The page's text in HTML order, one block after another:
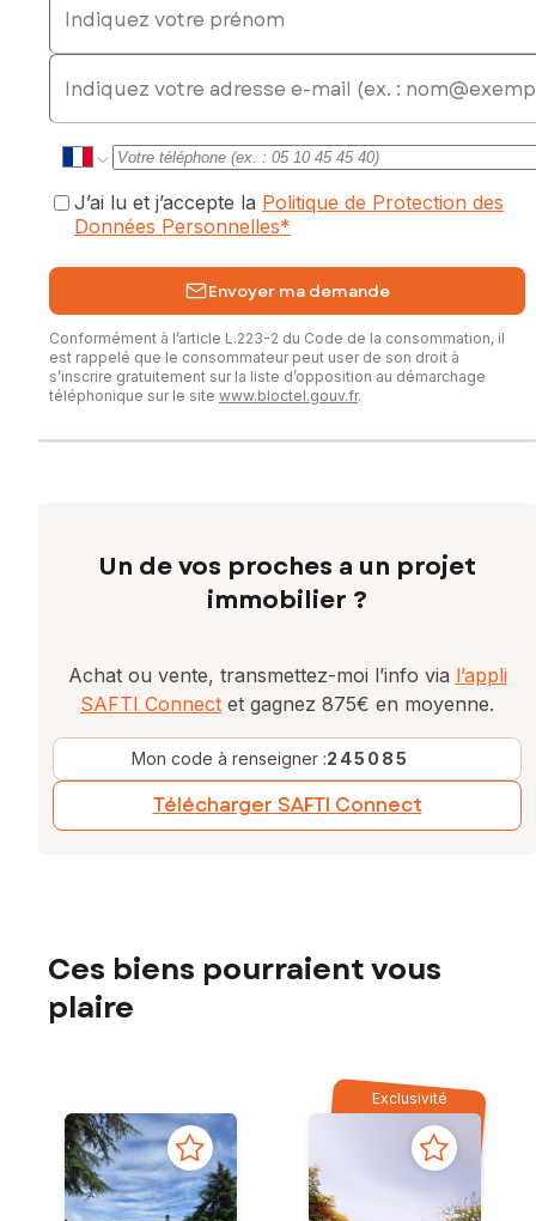
06 25 21 08 37, E-mail : laetitia.barruel@safti.fr - EI - Agent
sous le numéro 834 500 332
E-mail
J’ai lu et j’accepte la Politique de Protection des
Données Personnelles*
Envoyer ma demande
Conformément à l’article L.223-2 du Code de la consommation, il
est rappelé que le consommateur peut user de son droit à
s’inscrire gratuitement sur la liste d’opposition au démarchage
téléphonique sur le site www.bloctel.gouv.fr.
Un de vos proches a un projet
immobilier ?
Achat ou vente, transmettez-moi l’info via l’appli
SAFTI Connect et gagnez 875€ en moyenne.
Mon code à renseigner :245085
Télécharger SAFTI Connect
Ces biens pourraient vous
plaire
Exclusivité